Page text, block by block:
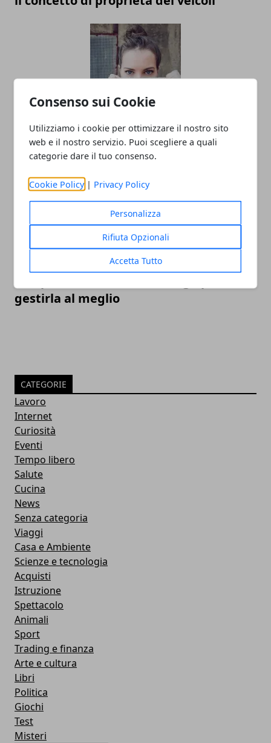
Consenso sui Cookie
Utilizziamo i cookie per ottimizzare il nostro sito
web e il nostro servizio. Puoi scegliere a quali
categorie dare il tuo consenso.
Cookie Policy | Privacy Policy
Personalizza
Rifiuta Opzionali
Accetta Tutto
Linea di moda: gli errori da non fare
prima del lancio
gestirla al meglio
CATEGORIE
Lavoro
Internet
Curiosità
Eventi
Tempo libero
Salute
Cucina
News
Senza categoria
Viaggi
Casa e Ambiente
Scienze e tecnologia
Acquisti
Istruzione
Spettacolo
Animali
Sport
Trading e finanza
Arte e cultura
Libri
Politica
Giochi
Test
Misteri